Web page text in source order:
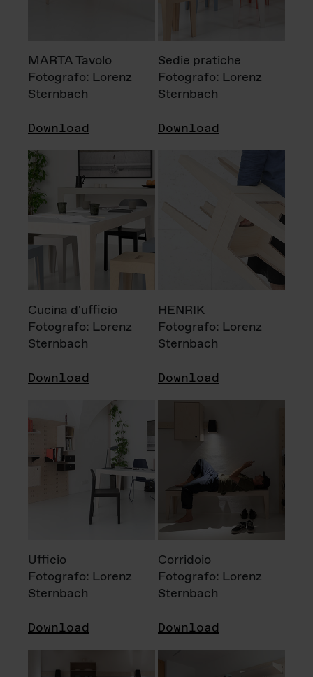
MARTA Tavolo
Fotografo: Lorenz
Sternbach
Download
Sedie pratiche
Fotografo: Lorenz
Sternbach
Download
Cucina d'ufficio
Fotografo: Lorenz
Sternbach
Download
HENRIK
Fotografo: Lorenz
Sternbach
Download
Ufficio
Fotografo: Lorenz
Sternbach
Download
Corridoio
Fotografo: Lorenz
Sternbach
Download